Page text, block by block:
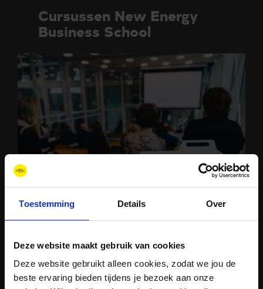
Toestemming Details Over
Deze website maakt gebruik van cookies
Deze website gebruikt alleen cookies, zodat we jou de
beste ervaring bieden tijdens je bezoek aan onze
Cursussen New Energy
Business School
Masterclass Groen Gas